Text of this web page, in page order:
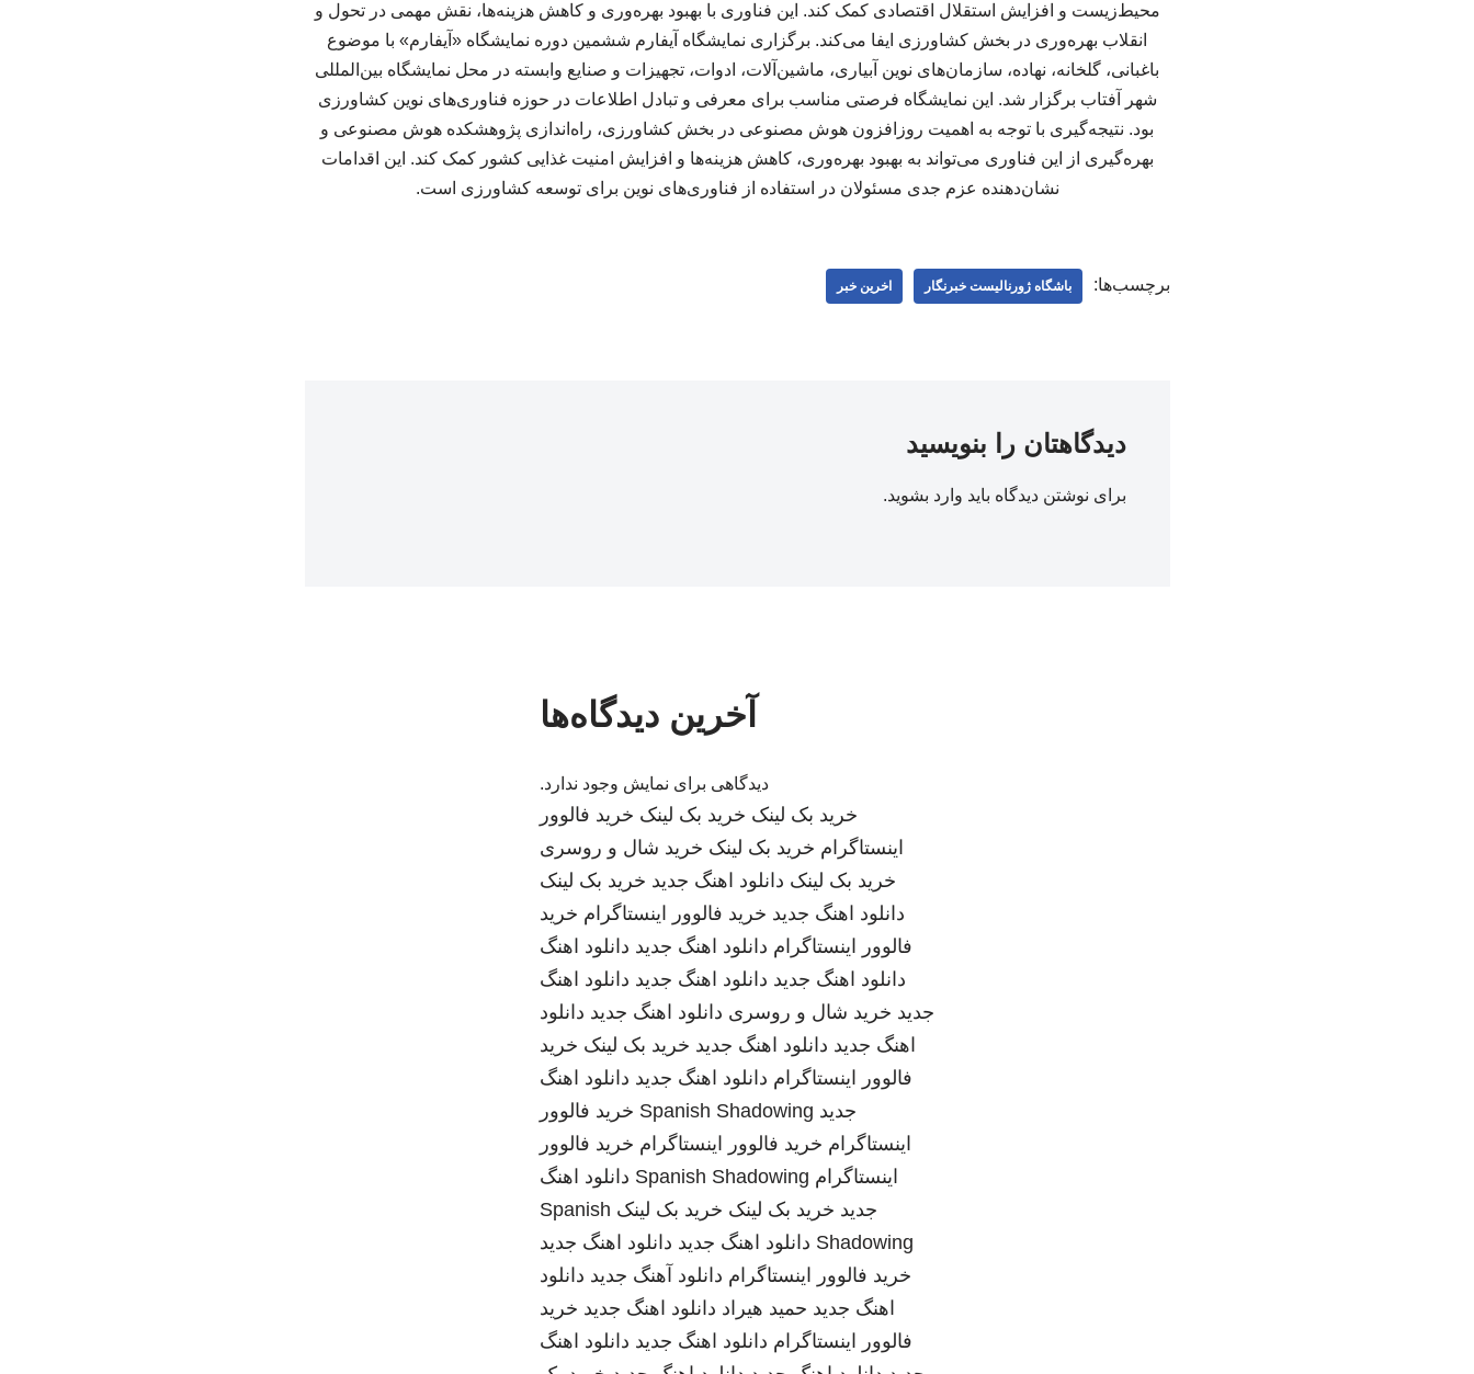
محیط‌زیست و افزایش استقلال اقتصادی کمک کند. این فناوری با بهبود بهره‌وری و کاهش هزینه‌ها، نقش مهمی در تحول و
انقلاب بهره‌وری در بخش کشاورزی ایفا می‌کند. برگزاری نمایشگاه آیفارم ششمین دوره نمایشگاه «آیفارم» با موضوع
باغبانی، گلخانه، نهاده، سازمان‌های نوین آبیاری، ماشین‌آلات، ادوات، تجهیزات و صنایع وابسته در محل نمایشگاه بین‌المللی
شهر آفتاب برگزار شد. این نمایشگاه فرصتی مناسب برای معرفی و تبادل اطلاعات در حوزه فناوری‌های نوین کشاورزی
بود. نتیجه‌گیری با توجه به اهمیت روزافزون هوش مصنوعی در بخش کشاورزی، راه‌اندازی پژوهشکده هوش مصنوعی و
بهره‌گیری از این فناوری می‌تواند به بهبود بهره‌وری، کاهش هزینه‌ها و افزایش امنیت غذایی کشور کمک کند. این اقدامات
نشان‌دهنده عزم جدی مسئولان در استفاده از فناوری‌های نوین برای توسعه کشاورزی است.
برچسب‌ها: باشگاه ژورنالیست خبرنگار اخرین خبر
دیدگاهتان را بنویسید
برای نوشتن دیدگاه باید وارد بشوید.
آخرین دیدگاه‌ها
دیدگاهی برای نمایش وجود ندارد.
خرید بک لینک خرید بک لینک خرید فالوور
اینستاگرام خرید بک لینک خرید شال و روسری
خرید بک لینک دانلود اهنگ جدید خرید بک لینک
دانلود اهنگ جدید خرید فالوور اینستاگرام خرید
فالوور اینستاگرام دانلود اهنگ جدید دانلود اهنگ
دانلود اهنگ جدید دانلود اهنگ جدید دانلود اهنگ
جدید خرید شال و روسری دانلود اهنگ جدید دانلود
اهنگ جدید دانلود اهنگ جدید خرید بک لینک خرید
فالوور اینستاگرام دانلود اهنگ جدید دانلود اهنگ
جدید Spanish Shadowing خرید فالوور
اینستاگرام خرید فالوور اینستاگرام خرید فالوور
اینستاگرام Spanish Shadowing دانلود اهنگ
جدید خرید بک لینک خرید بک لینک Spanish
Shadowing دانلود اهنگ جدید دانلود اهنگ جدید
خرید فالوور اینستاگرام دانلود آهنگ جدید دانلود
اهنگ جدید حمید هیراد دانلود اهنگ جدید خرید
فالوور اینستاگرام دانلود اهنگ جدید دانلود اهنگ